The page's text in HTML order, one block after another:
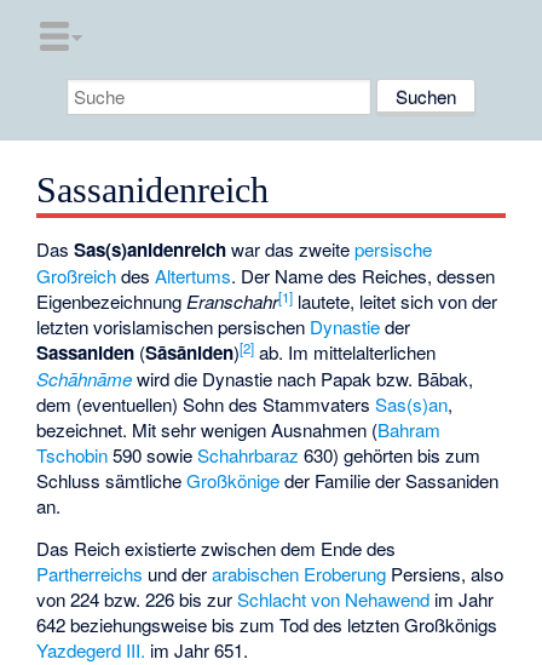
Sassanidenreich
DasSas(s)anidenreichwar das zweitepersische
GroßreichdesAltertums. Der Name des Reiches, dessen
EigenbezeichnungEranschahr[1] lautete, leitet sich von der
letzten vorislamischen persischen Dynastieder
Sassaniden (Sāsāniden)[2] ab. Im mittelalterlichen
Schāhnāmewird die Dynastie nach Papakbzw. Bābak,
dem (eventuellen) Sohn des StammvatersSas(s)an,
bezeichnet. Mit sehr wenigen Ausnahmen (Bahram
Tschobin590 sowieSchahrbaraz 630) gehörten bis zum
Schluss sämtlicheGroßkönigeder Familie der Sassaniden
an.
Das Reich existierte zwischen dem Ende des
Partherreichs und derarabischen Eroberung Persiens, also
von 224 bzw. 226 bis zurSchlacht von Nehawend im Jahr
642 beziehungsweise bis zum Tod des letzten Großkönigs
Yazdegerd III. im Jahr 651.